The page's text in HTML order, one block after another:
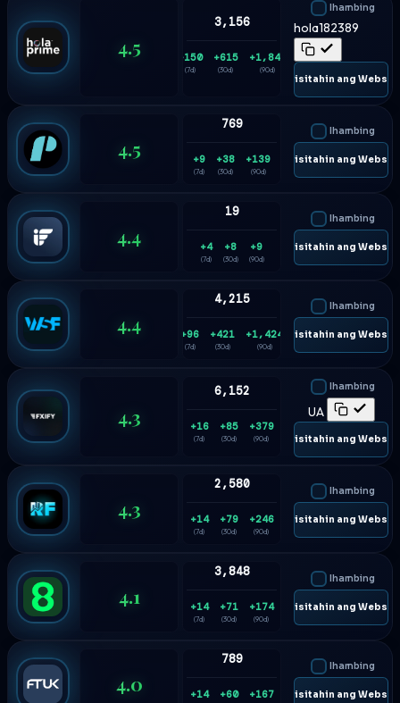
4.5
3,156
+150
(7d)
+615
(30d)
+1,848
(90d)
Ihambing
hola182389
🌐 Bisitahin ang
4.5
769
+9
(7d)
+38
(30d)
+139
(90d)
Ihambing
🌐 Bisitahin ang
4.4
19
+4
(7d)
+8
(30d)
+9
(90d)
Ihambing
🌐 Bisitahin ang
4.4
4,215
+96
(7d)
+421
(30d)
+1,424
(90d)
Ihambing
🌐 Bisitahin ang
4.3
6,152
+16
(7d)
+85
(30d)
+379
(90d)
Ihambing
UA
🌐 Bisitahin ang
4.3
2,580
+14
(7d)
+79
(30d)
+246
(90d)
Ihambing
🌐 Bisitahin ang
4.1
3,848
+14
(7d)
+71
(30d)
+174
(90d)
Ihambing
🌐 Bisitahin ang
4.0
789
+14 +60 +167
Ihambing
🌐 Bisitahin ang